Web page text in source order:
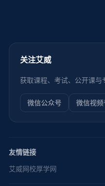
关注艾威
获取课程、考试、公开课与
微信公众号 微信视频
友情链接
艾威网校厚学网